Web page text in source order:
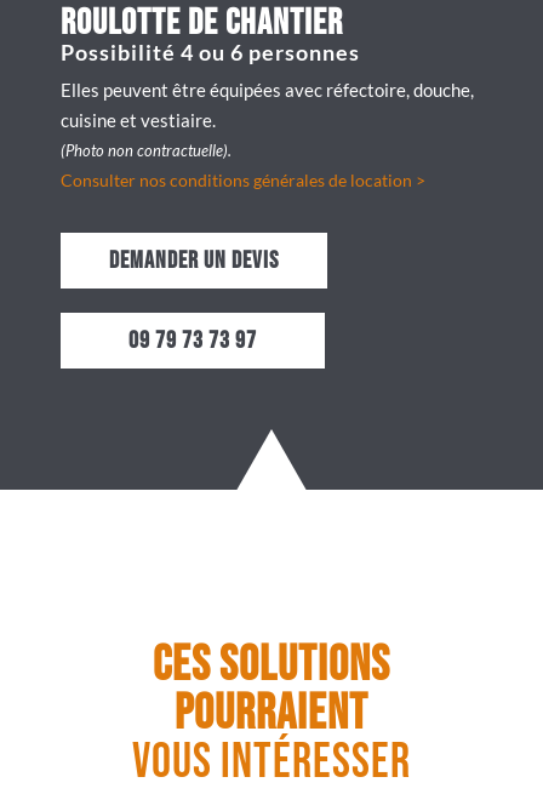
Roulotte de chantier
Possibilité 4 ou 6 personnes
Elles peuvent être équipées avec réfectoire, douche,
cuisine et vestiaire.
(Photo non contractuelle).
Consulter nos conditions générales de location >
Demander un devis
09 79 73 73 97
Ces solutions
pourraient
vous intéresser